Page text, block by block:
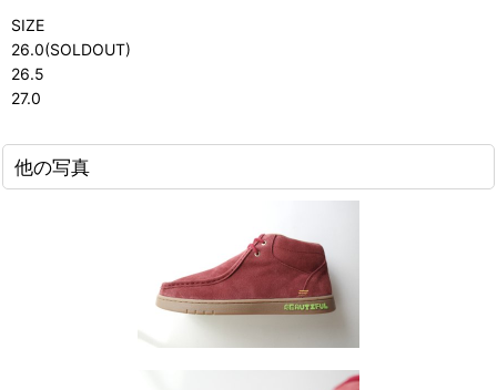
SIZE
26.0(SOLDOUT)
26.5
27.0
他の写真